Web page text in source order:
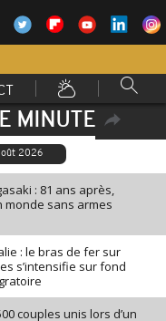
MINUTE
2026
: 81 ans après,
monde sans armes
: le bras de fer sur
s’intensifie sur fond
couples unis lors d’un